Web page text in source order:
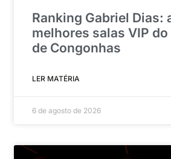
Ranking Gabriel Dias:
melhores salas VIP
de Congonhas
LER MATÉRIA
6 de agosto de 2026